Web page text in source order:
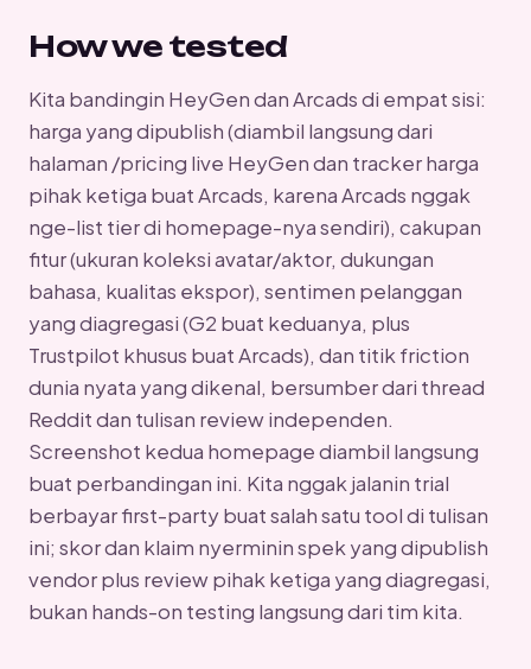
How we tested
Kita bandingin HeyGen dan Arcads di empat sisi:
harga yang dipublish (diambil langsung dari
halaman /pricing live HeyGen dan tracker harga
pihak ketiga buat Arcads, karena Arcads nggak
nge-list tier di homepage-nya sendiri), cakupan
fitur (ukuran koleksi avatar/aktor, dukungan
bahasa, kualitas ekspor), sentimen pelanggan
yang diagregasi (G2 buat keduanya, plus
Trustpilot khusus buat Arcads), dan titik friction
dunia nyata yang dikenal, bersumber dari thread
Reddit dan tulisan review independen.
Screenshot kedua homepage diambil langsung
buat perbandingan ini. Kita nggak jalanin trial
berbayar first-party buat salah satu tool di tulisan
ini; skor dan klaim nyerminin spek yang dipublish
vendor plus review pihak ketiga yang diagregasi,
bukan hands-on testing langsung dari tim kita.